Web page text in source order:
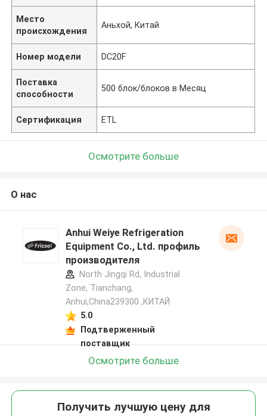
Место
происхождения
Аньхой, Китай
Номер модели DC20F
Поставка
способности
500 блок/блоков в Месяц
Сертификация ETL
Осмотрите больше
О нас
Anhui Weiye Refrigeration
Equipment Co., Ltd. профиль
производителя
North Jingqi Rd, Industrial
Zone, Tianchang,
Anhui,China239300 ,КИТАЙ
5.0
Подтверженный
поставщик
Осмотрите больше
Получить лучшую цену для